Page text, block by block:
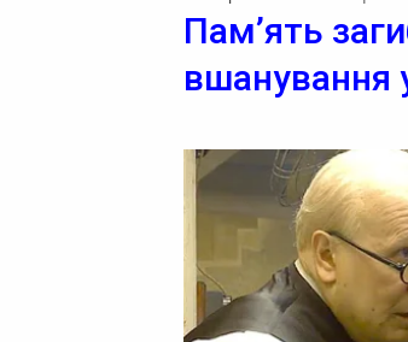
Пам’ять
вшанування